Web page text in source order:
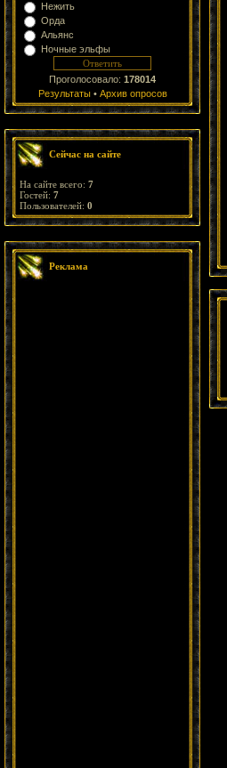
Нежить
Орда
Альянс
Ночные эльфы
Проголосовало: 178014
Результаты• Архив опросов
Сейчас на сайте
На сайте всего: 7
Гостей: 7
Пользователей: 0
Реклама